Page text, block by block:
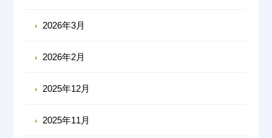
2026年3月
2026年2月
2025年12月
2025年11月